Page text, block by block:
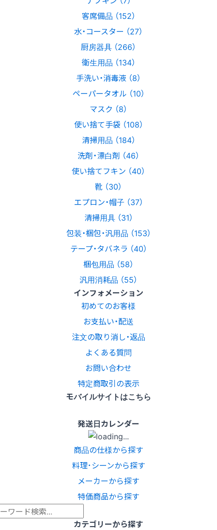
客席備品 （152）
水・コースター （27）
厨房器具 （266）
衛生用品 （134）
手洗い・消毒液 （8）
ペーパータオル （10）
マスク （8）
使い捨て手袋 （108）
清掃用品 （184）
洗剤・漂白剤 （46）
使い捨てフキン （40）
靴 （30）
エプロン・帽子 （37）
清掃用具 （31）
包装・梱包・汎用品 （153）
テープ・タバネラ （40）
梱包用品 （58）
汎用消耗品 （55）
インフォメーション
初めてのお客様
お支払い・配送
注文の取り消し・返品
よくある質問
お問い合わせ
特定商取引の表示
モバイルサイトはこちら
発送日カレンダー
商品の仕様から探す
料理･シーンから探す
メーカーから探す
特価商品から探す
カテゴリーから探す